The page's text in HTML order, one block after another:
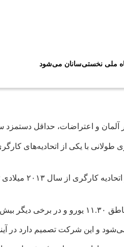
ملی نخستی‌سانان می‌شود
حداقل دستمزد ساعتی کارگران
پس از
می‌شود.
و این شرکت تصمیم دارد در